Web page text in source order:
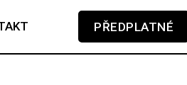
PŘEDPLATNÉ